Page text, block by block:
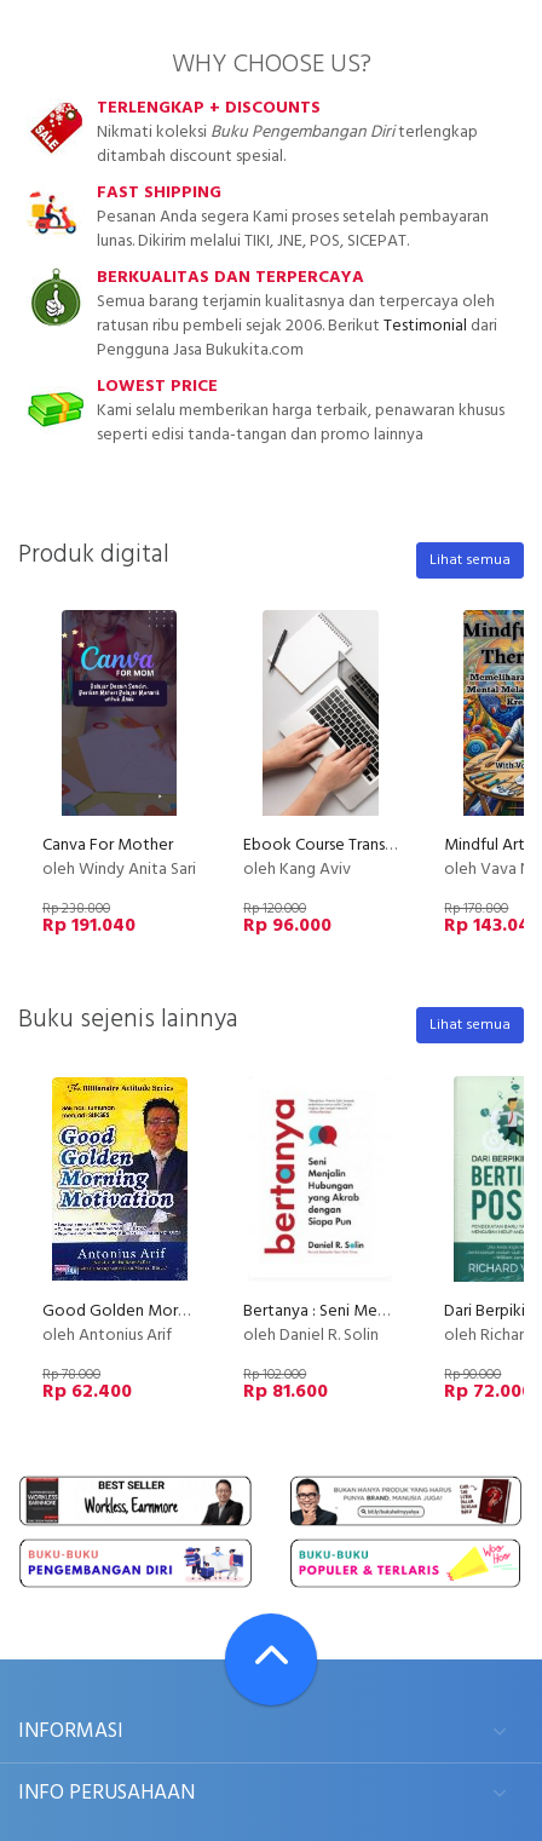
WHY CHOOSE US?
TERLENGKAP + DISCOUNTS
Nikmati koleksiBuku Pengembangan Diriterlengkap
ditambah discount spesial.
FAST SHIPPING
Pesanan Anda segera Kami proses setelah pembayaran
lunas. Dikirim melalui TIKI, JNE, POS, SICEPAT.
BERKUALITAS DAN TERPERCAYA
Semua barang terjamin kualitasnya dan terpercaya oleh
ratusan ribu pembeli sejak 2006. BerikutTestimonial dari
Pengguna Jasa Bukukita.com
LOWEST PRICE
Kami selalu memberikan harga terbaik, penawaran khusus
seperti edisi tanda-tangan dan promo lainnya
Produk digital Lihat semua
Canva For Mother
oleh Windy Anita Sari
Rp 238.800
Rp 191.040
Ebook Course Transformer
oleh Kang Aviv
Rp 120.000
Rp 96.000
oleh Vava
Rp 178.800
Rp 143.040
Buku sejenis lainnya Lihat semua
Good Golden Morning Motivation
oleh Antonius Arif
Rp 78.000
Rp 62.400
Bertanya : Seni Menjalin Hubungan Yang Akrab Dengan Siapa Pun
oleh Daniel R. Solin
Rp 102.000
Rp 81.600
oleh Richard
Rp 90.000
Rp 72.000
INFORMASI
INFO PERUSAHAAN